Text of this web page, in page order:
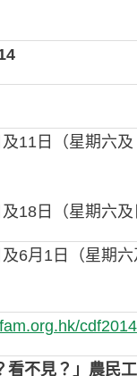
11日（星期六及
18日（星期六及
6月1日（星期六
cdf2014
看不見？」農民